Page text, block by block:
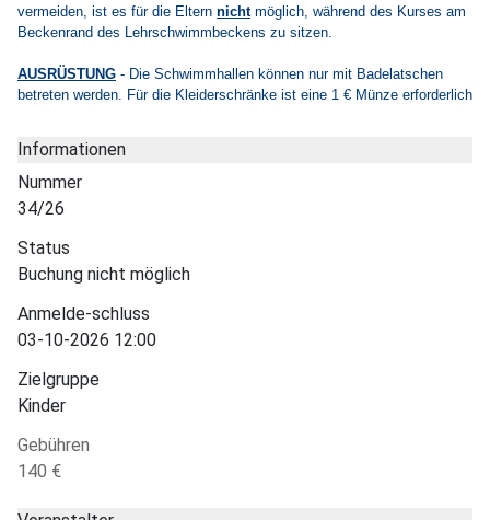
vermeiden, ist es für die Eltern nichtmöglich, während des Kurses am
Beckenrand des Lehrschwimmbeckens zu sitzen.
AUSRÜSTUNG - Die Schwimmhallen können nur mit Badelatschen
betreten werden. Für die Kleiderschränke ist eine 1 € Münze erforderlich
Informationen
Nummer
34/26
Status
Buchung nicht möglich
Anmelde-schluss
03-10-2026 12:00
Zielgruppe
Kinder
Gebühren
140 €